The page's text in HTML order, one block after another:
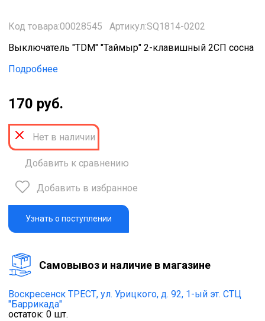
Код товара:00028545
Артикул:SQ1814-0202
Выключатель "TDM" "Таймыр" 2-клавишный 2CП сосна
Подробнее
170 руб.
Нет в наличии
Добавить к сравнению
Добавить в избранное
Узнать о поступлении
Cамовывоз и наличие в магазине
Воскресенск ТРЕСТ, ул. Урицкого, д. 92, 1-ый эт. СТЦ
"Баррикада"
остаток: 0 шт.